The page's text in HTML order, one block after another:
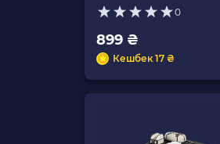
1:64 MGT01104-BL
0
899 ₴
Кешбек 17 ₴